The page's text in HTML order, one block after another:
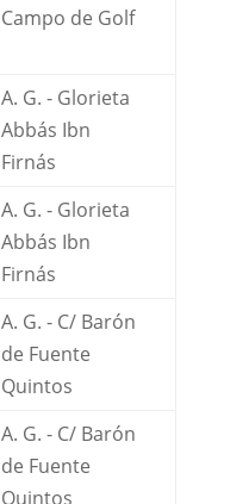
Campo de Golf
A. G. - Glorieta
Abbás Ibn
Firnás
A. G. - Glorieta
Abbás Ibn
Firnás
A. G. - C/ Barón
de Fuente
Quintos
A. G. - C/ Barón
de Fuente
Quintos